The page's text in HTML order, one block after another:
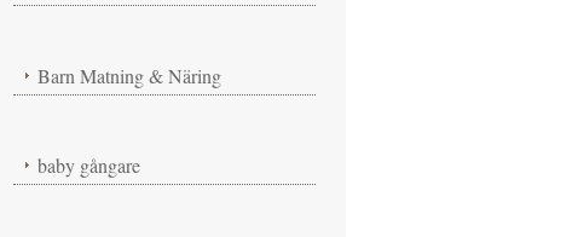
Barn Matning & Näring
baby gångare